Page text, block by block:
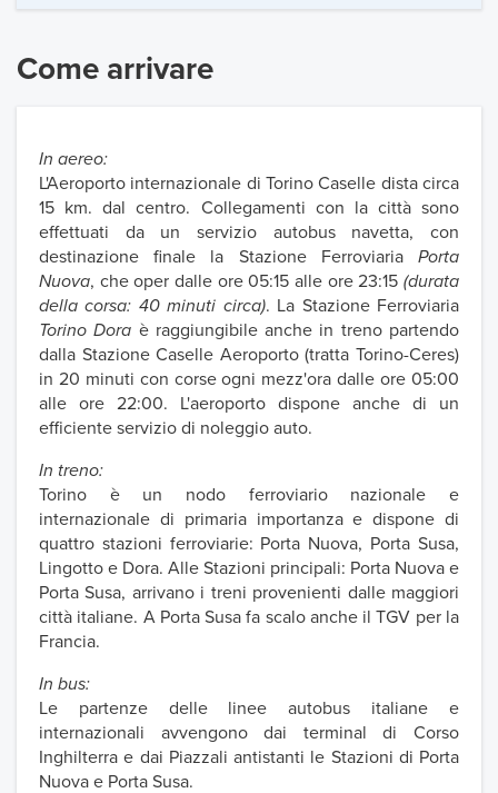
Come arrivare
In aereo:
L'Aeroporto internazionale di Torino Caselle dista circa
15 km. dal centro. Collegamenti con la città sono
effettuati da un servizio autobus navetta, con
destinazione finale la Stazione Ferroviaria Porta
Nuova, che oper dalle ore 05:15 alle ore 23:15 (durata
della corsa: 40 minuti circa). La Stazione Ferroviaria
Torino Dora è raggiungibile anche in treno partendo
dalla Stazione Caselle Aeroporto (tratta Torino-Ceres)
in 20 minuti con corse ogni mezz'ora dalle ore 05:00
alle ore 22:00. L'aeroporto dispone anche di un
efficiente servizio di noleggio auto.
In treno:
Torino è un nodo ferroviario nazionale e
internazionale di primaria importanza e dispone di
quattro stazioni ferroviarie: Porta Nuova, Porta Susa,
Lingotto e Dora. Alle Stazioni principali: Porta Nuova e
Porta Susa, arrivano i treni provenienti dalle maggiori
città italiane. A Porta Susa fa scalo anche il TGV per la
Francia.
In bus:
Le partenze delle linee autobus italiane e
internazionali avvengono dai terminal di Corso
Inghilterra e dai Piazzali antistanti le Stazioni di Porta
Nuova e Porta Susa.